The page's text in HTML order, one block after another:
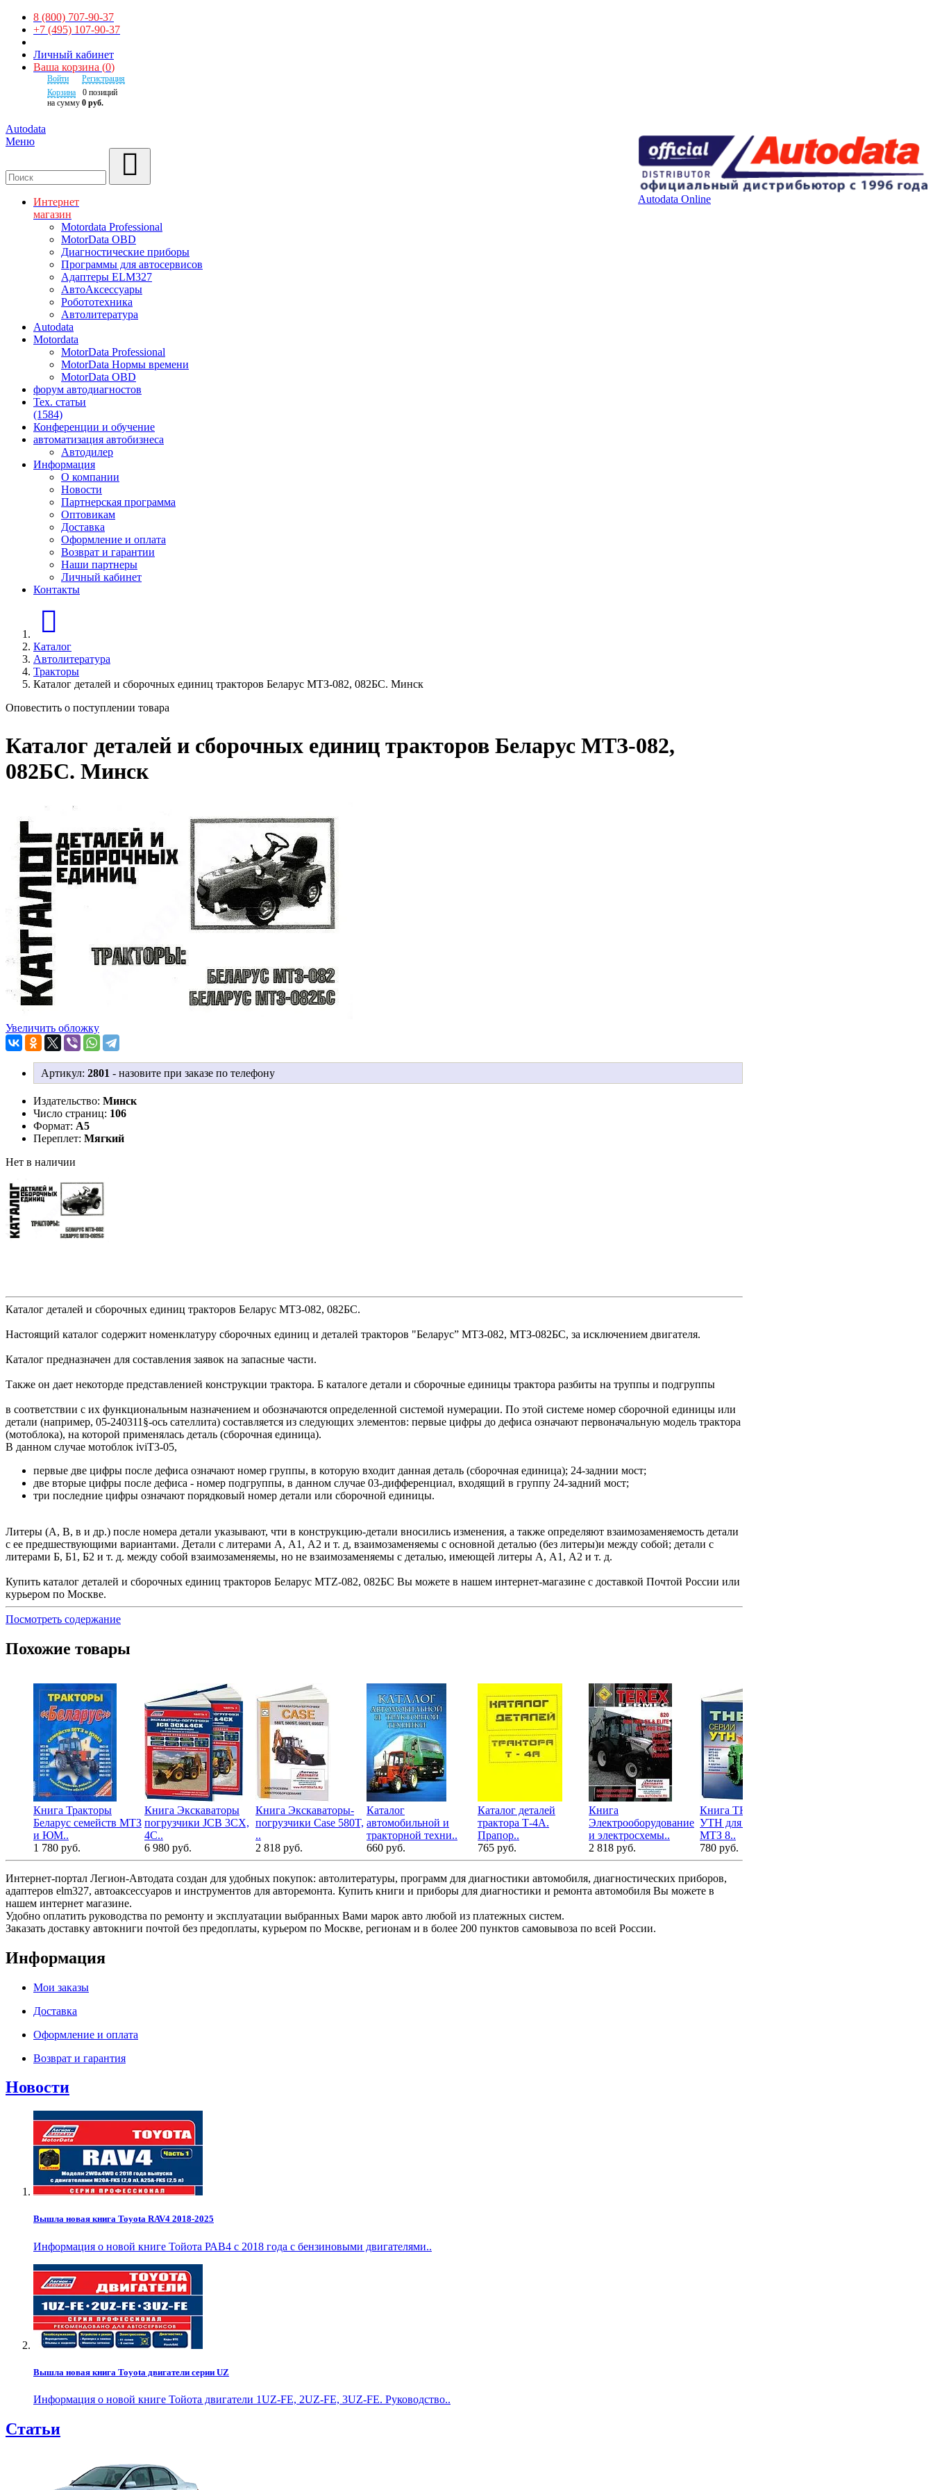
8 (800) 707-90-37
+7 (495) 107-90-37
Личный кабинет
Ваша корзина (0)
Войти
Регистрация
Корзина
0 позиций
на сумму 0 руб.
Autodata
Autodata Online
Меню
Интернет
магазин
Motordata Professional
MotorData OBD
Диагностические приборы
Программы для автосервисов
Адаптеры ELM327
АвтоАксессуары
Робототехника
Автолитература
Autodata
Motordata
MotorData Professional
MotorData Нормы времени
MotorData OBD
форум автодиагностов
Тех. статьи
(1584)
Конференции и обучение
автоматизация автобизнеса
Автодилер
Информация
О компании
Новости
Партнерская программа
Оптовикам
Доставка
Оформление и оплата
Возврат и гарантии
Наши партнеры
Личный кабинет
Контакты
Каталог
Автолитература
Тракторы
Каталог деталей и сборочных единиц тракторов Беларус МТЗ-082, 082БС. Минск
Оповестить о поступлении товара
Каталог деталей и сборочных единиц тракторов Беларус МТЗ-082,
082БС. Минск
Увеличить обложку
Артикул: 2801 - назовите при заказе по телефону
Издательство: Минск
Число страниц: 106
Формат: А5
Переплет: Мягкий
Нет в наличии
Каталог деталей и сборочных единиц тракторов Беларус МТЗ-082, 082БС.
Настоящий каталог содержит номенклатуру сборочных единиц и деталей тракторов "Беларус” МТЗ-082, МТЗ-082БС, за исключением двигателя.
Каталог предназначен для составления заявок на запасные части.
Также он дает некоторде представленией конструкции трактора. Б каталоге детали и сборочные единицы трактора разбиты на труппы и подгруппы
в соответствии с их функциональным назначением и обозначаются определенной системой нумерации. По этой системе номер сборочной единицы или
детали (например, 05-240311§-ось сателлита) составляется из следующих элементов: первые цифры до дефиса означают первоначальную модель трактора
(мотоблока), на которой применялась деталь (сборочная единица).
В данном случае мотоблок iviT3-05,
первые две цифры после дефиса означают номер группы, в которую входит данная деталь (сборочная единица); 24-заднии мост;
две вторые цифры после дефиса - номер подгруппы, в данном случае 03-дифференциал, входящий в группу 24-задний мост;
три последние цифры означают порядковый номер детали или сборочной единицы.
Литеры (А, В, в и др.) после номера детали указывают, чти в конструкцию-детали вносились изменения, а также определяют взаимозаменяемость детали
с ее предшествующими вариантами. Детали с литерами А, А1, А2 и т. д, взаимозаменяемы с основной деталью (без литеры)и между собой; детали с
литерами Б, Б1, Б2 и т. д. между собой взаимозаменяемы, но не взаимозаменяемы с деталью, имеющей литеры А, А1, А2 и т. д.
Купить каталог деталей и сборочных единиц тракторов Беларус MTZ-082, 082БС Вы можете в нашем интернет-магазине с доставкой Почтой России или
курьером по Москве.
Посмотреть содержание
Похожие товары
Книга Тракторы
Беларус семейств МТЗ
и ЮМ..
1 780 руб.
Книга Экскаваторы
погрузчики JCB 3CX,
4C..
6 980 руб.
Книга Экскаваторы-
погрузчики Case 580T,
..
2 818 руб.
Каталог
автомобильной и
тракторной техни..
660 руб.
Каталог деталей
трактора Т-4А.
Прапор..
765 руб.
Книга
Электрооборудование
и электросхемы..
2 818 руб.
Книга ТНВД серии
УТН для ЗИЛ 5301,
МТЗ 8..
780 руб.
Интернет-портал Легион-Автодата создан для удобных покупок: автолитературы, программ для диагностики автомобиля, диагностических приборов,
адаптеров elm327, автоаксессуаров и инструментов для авторемонта. Купить книги и приборы для диагностики и ремонта автомобиля Вы можете в
нашем интернет магазине.
Удобно оплатить руководства по ремонту и эксплуатации выбранных Вами марок авто любой из платежных систем.
Заказать доставку автокниги почтой без предоплаты, курьером по Москве, регионам и в более 200 пунктов самовывоза по всей России.
Информация
Мои заказы
Доставка
Оформление и оплата
Возврат и гарантия
Новости
Вышла новая книга Toyota RAV4 2018-2025
Информация о новой книге Тойота РАВ4 с 2018 года с бензиновыми двигателями..
Вышла новая книга Toyota двигатели серии UZ
Информация о новой книге Тойота двигатели 1UZ-FE, 2UZ-FE, 3UZ-FE. Руководство..
Статьи